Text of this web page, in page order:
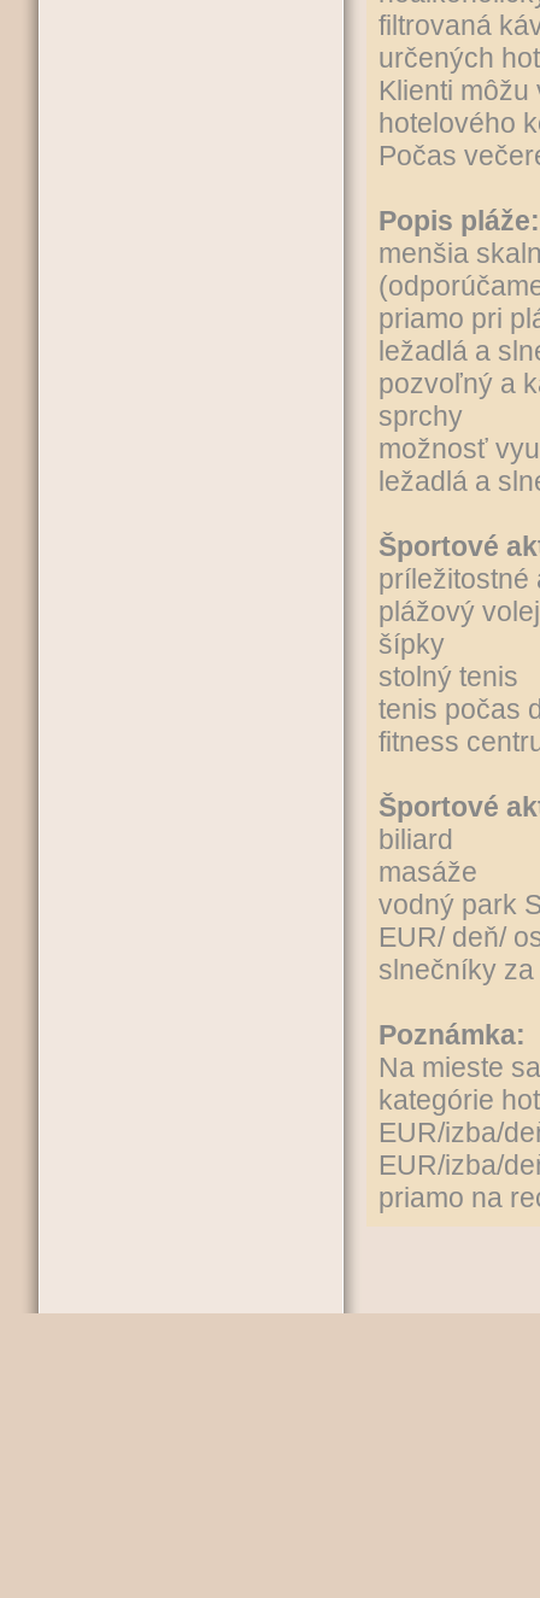
filtrovaná
určených
Klienti
hotelového
Počas
Popis pláže:
menšia
priamo pri
ležadlá a
pozvoľný a
sprchy
možnosť
ležadlá a
Športové
príležitostné
plážový
šípky
stolný tenis
tenis počas
fitness
Športové
biliard
masáže
vodný park
EUR/ deň/
slnečníky
Poznámka:
Na mieste
kategórie
EUR/izba/
EUR/izba/
priamo na